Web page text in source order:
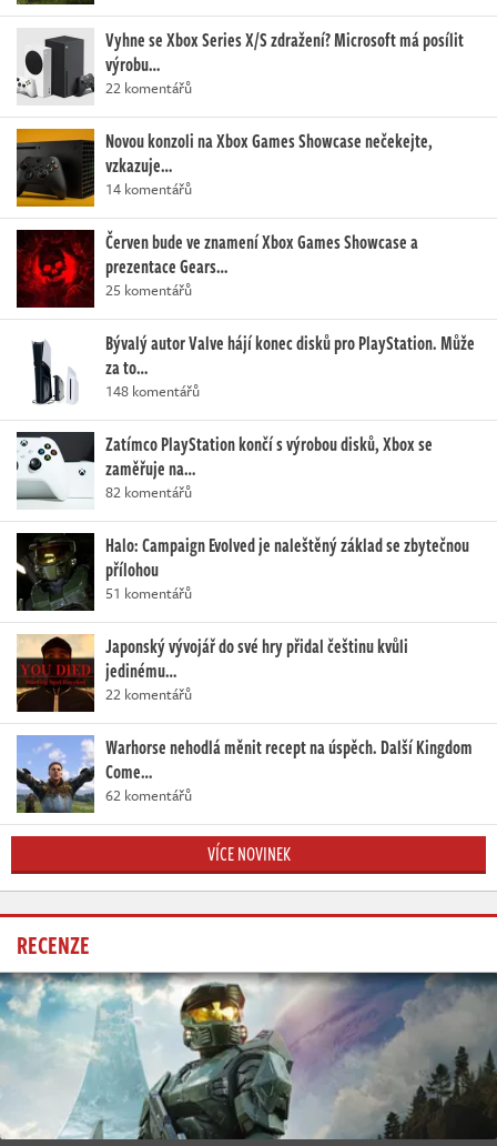
Vyhne se Xbox Series X/S zdražení? Microsoft má posílit
výrobu…
22 komentářů
Novou konzoli na Xbox Games Showcase nečekejte,
vzkazuje…
14 komentářů
Červen bude ve znamení Xbox Games Showcase a
prezentace Gears…
25 komentářů
Bývalý autor Valve hájí konec disků pro PlayStation. Může
za to…
148 komentářů
Zatímco PlayStation končí s výrobou disků, Xbox se
zaměřuje na…
82 komentářů
Halo: Campaign Evolved je naleštěný základ se zbytečnou
přílohou
51 komentářů
Japonský vývojář do své hry přidal češtinu kvůli
jedinému…
22 komentářů
Warhorse nehodlá měnit recept na úspěch. Další Kingdom
Come…
62 komentářů
VÍCE NOVINEK
RECENZE